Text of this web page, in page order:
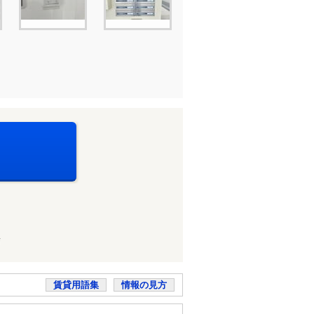
賃貸用語集 情報の見方